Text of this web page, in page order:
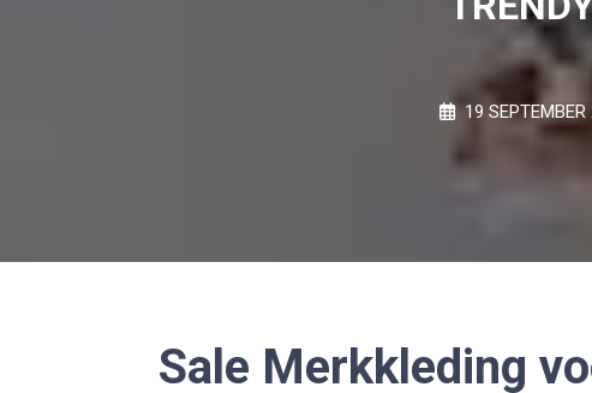
19
Sale Merkkleding